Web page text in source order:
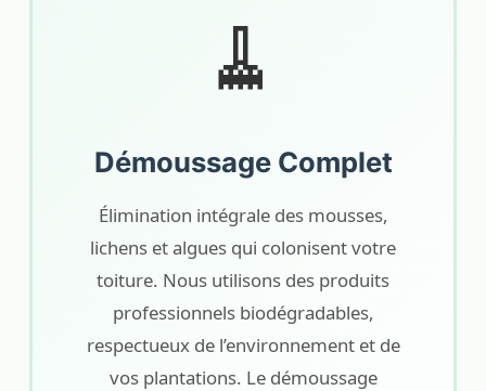
🧹
Démoussage Complet
Élimination intégrale des mousses,
lichens et algues qui colonisent votre
toiture. Nous utilisons des produits
professionnels biodégradables,
respectueux de l’environnement et de
vos plantations. Le démoussage